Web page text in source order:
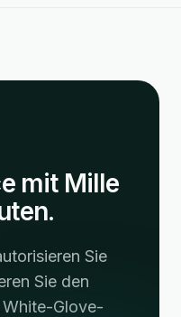
mit Mille
Sie
Sie den
Glove-